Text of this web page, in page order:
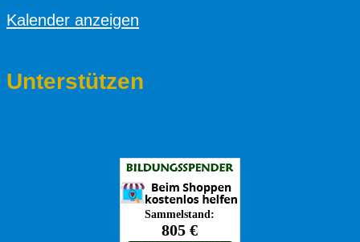
Kalender anzeigen
Unterstützen